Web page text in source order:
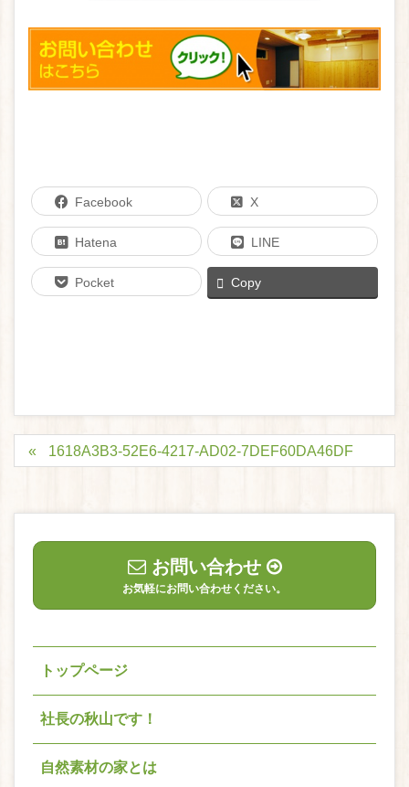
Facebook X
Hatena LINE
Pocket Copy
1618A3B3-52E6-4217-AD02-7DEF60DA46DF
お問い合わせ
お気軽にお問い合わせください。
トップページ
社長の秋山です！
自然素材の家とは